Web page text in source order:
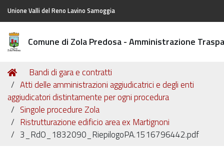
Unione Valli del Reno Lavino Samoggia
Comune di Zola Predosa - Amministrazione
Tu
sei
qui:
Home
Bandi di gara e contratti
Atti delle amministrazioni aggiudicatrici e degli enti
aggiudicatori distintamente per ogni procedura
Singole procedure Zola
Ristrutturazione edificio area ex Martignoni
3_RdO_1832090_RiepilogoPA.1516796442.pdf